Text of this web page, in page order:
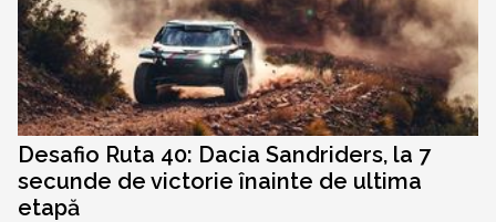
Desafio Ruta 40: Dacia Sandriders, la 7
secunde de victorie înainte de ultima
etapă